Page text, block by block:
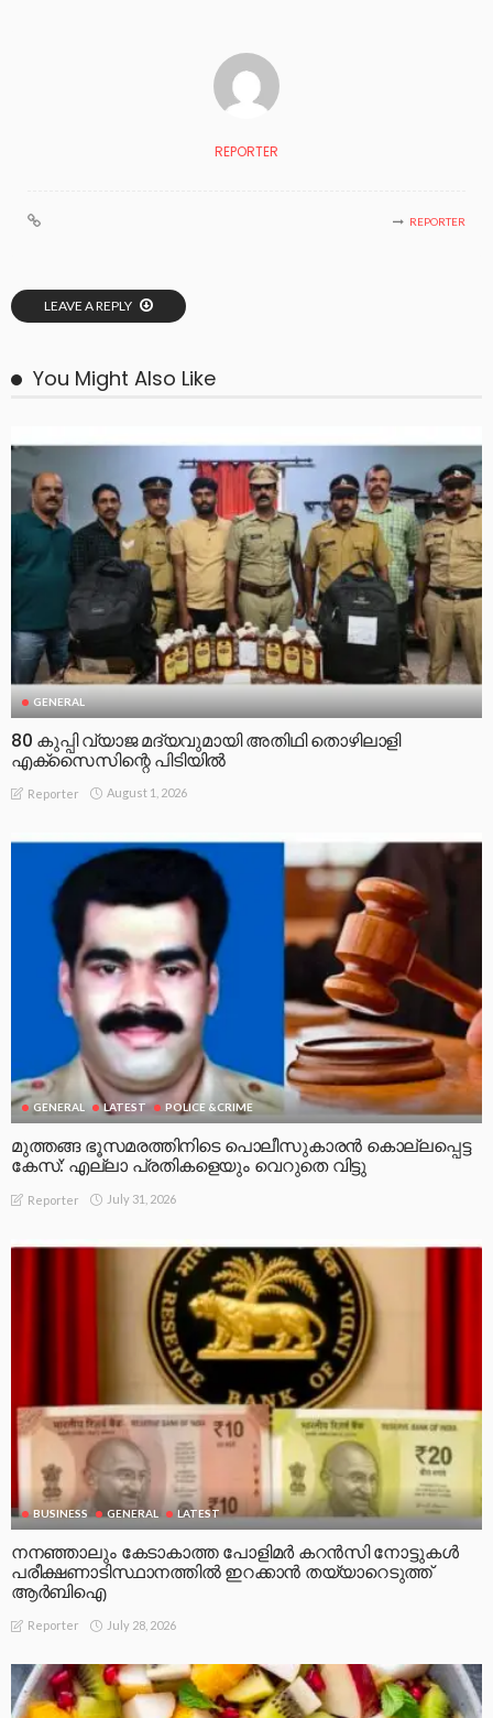
REPORTER
REPORTER
LEAVE A REPLY
You Might Also Like
GENERAL
80 കുപ്പി വ്യാജ മദ്യവുമായി അതിഥി തൊഴിലാളി
എക്സൈസിന്റെ പിടിയിൽ
Reporter August 1, 2026
GENERAL LATEST POLICE &CRIME
മുത്തങ്ങ ഭൂസമരത്തിനിടെ പൊലീസുകാരൻ കൊല്ലപ്പെട്ട
കേസ്: എല്ലാ പ്രതികളെയും വെറുതെ വിട്ടു
Reporter July 31, 2026
BUSINESS GENERAL LATEST
നനഞ്ഞാലും കേടാകാത്ത പോളിമർ കറൻസി നോട്ടുകൾ
പരീക്ഷണാടിസ്ഥാനത്തിൽ ഇറക്കാൻ തയ്യാറെടുത്ത്
ആർബിഐ
Reporter July 28, 2026